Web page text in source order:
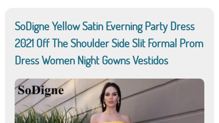
SoDigne Yellow Satin Everning Party Dress
2021 Off The Shoulder Side Slit Formal Prom
Dress Women Night Gowns Vestidos